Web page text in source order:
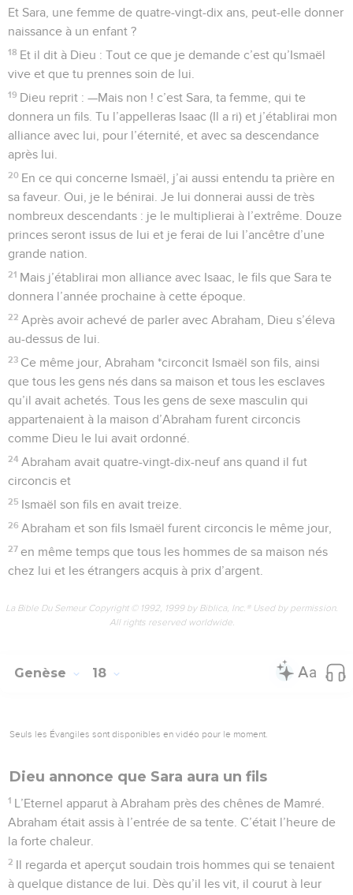
Et Sara, une femme de quatre-vingt-dix ans, peut-elle donner
naissance à un enfant ?
18 Et il dit à Dieu : Tout ce que je demande c’est qu’Ismaël
vive et que tu prennes soin de lui.
19 Dieu reprit : —Mais non ! c’est Sara, ta femme, qui te
donnera un fils. Tu l’appelleras Isaac (Il a ri) et j’établirai mon
alliance avec lui, pour l’éternité, et avec sa descendance
après lui.
20 En ce qui concerne Ismaël, j’ai aussi entendu ta prière en
sa faveur. Oui, je le bénirai. Je lui donnerai aussi de très
nombreux descendants : je le multiplierai à l’extrême. Douze
princes seront issus de lui et je ferai de lui l’ancêtre d’une
grande nation.
21 Mais j’établirai mon alliance avec Isaac, le fils que Sara te
donnera l’année prochaine à cette époque.
22 Après avoir achevé de parler avec Abraham, Dieu s’éleva
au-dessus de lui.
23 Ce même jour, Abraham *circoncit Ismaël son fils, ainsi
que tous les gens nés dans sa maison et tous les esclaves
qu’il avait achetés. Tous les gens de sexe masculin qui
appartenaient à la maison d’Abraham furent circoncis
comme Dieu le lui avait ordonné.
24 Abraham avait quatre-vingt-dix-neuf ans quand il fut
circoncis et
25 Ismaël son fils en avait treize.
26 Abraham et son fils Ismaël furent circoncis le même jour,
27 en même temps que tous les hommes de sa maison nés
chez lui et les étrangers acquis à prix d’argent.
La Bible Du Semeur Copyright © 1992, 1999 by Biblica, Inc.® Used by permission.
All rights reserved worldwide.
Genèse 18
Seuls les Évangiles sont disponibles en vidéo pour le moment.
Dieu annonce que Sara aura un fils
1 L’Eternel apparut à Abraham près des chênes de Mamré.
Abraham était assis à l’entrée de sa tente. C’était l’heure de
la forte chaleur.
2 Il regarda et aperçut soudain trois hommes qui se tenaient
à quelque distance de lui. Dès qu’il les vit, il courut à leur